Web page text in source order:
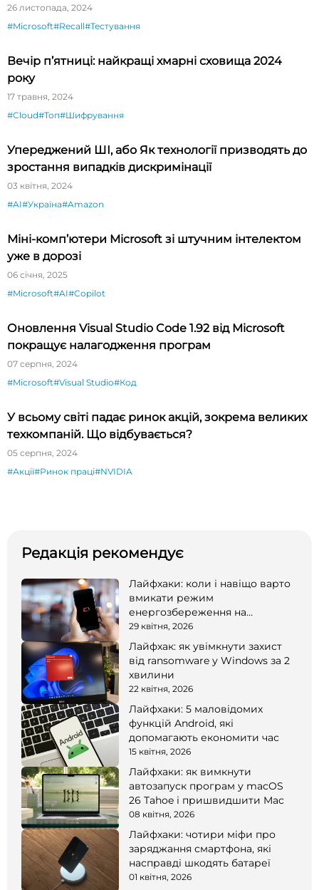
26 листопада, 2024
#Microsoft#Recall#Тестування
Вечір п’ятниці: найкращі хмарні сховища 2024
року
17 травня, 2024
#Cloud#Топ#Шифрування
Упереджений ШІ, або Як технології призводять до
зростання випадків дискримінації
03 квітня, 2024
#AI#Україна#Amazon
Міні-комп’ютери Microsoft зі штучним інтелектом
уже в дорозі
06 січня, 2025
#Microsoft#AI#Copilot
Оновлення Visual Studio Code 1.92 від Microsoft
покращує налагодження програм
07 серпня, 2024
#Microsoft#Visual Studio#Код
У всьому світі падає ринок акцій, зокрема великих
техкомпаній. Що відбувається?
05 серпня, 2024
#Акції#Ринок праці#NVIDIA
Редакція рекомендує
Лайфхаки: коли і навіщо варто
вмикати режим
енергозбереження на
смартфоні
29 квітня, 2026
Лайфхак: як увімкнути захист
від ransomware у Windows за 2
хвилини
22 квітня, 2026
Лайфхаки: 5 маловідомих
функцій Android, які
допомагають економити час
15 квітня, 2026
Лайфхаки: як вимкнути
автозапуск програм у macOS
26 Tahoe і пришвидшити Mac
08 квітня, 2026
Лайфхаки: чотири міфи про
заряджання смартфона, які
насправді шкодять батареї
01 квітня, 2026